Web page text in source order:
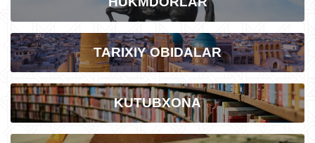
TARIXIY OBIDALAR
KUTUBXONA